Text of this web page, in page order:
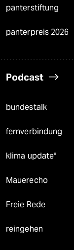
panterstiftung
panterpreis 2026
Podcast
bundestalk
fernverbindung
klima update°
Mauerecho
Freie Rede
reingehen